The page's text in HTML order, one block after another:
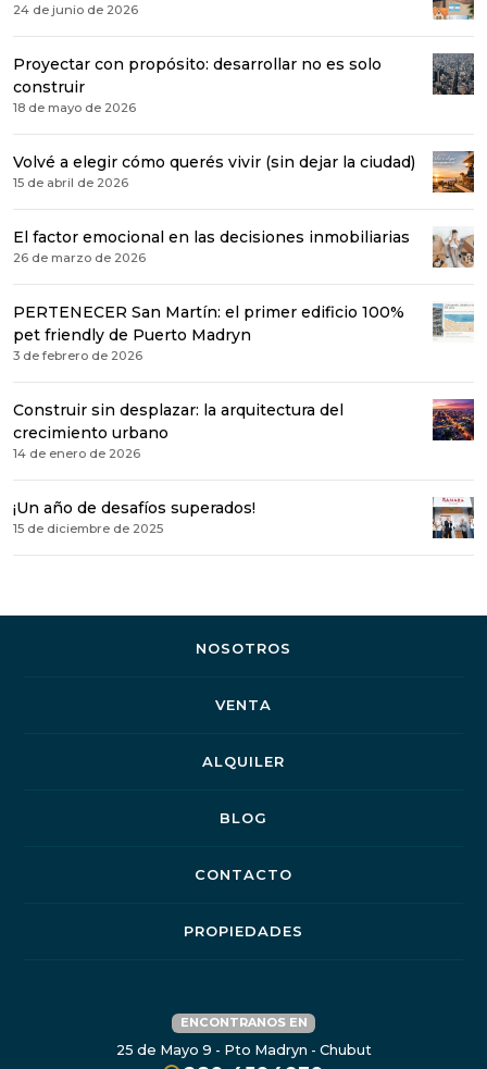
24 de junio de 2026
Proyectar con propósito: desarrollar no es solo
construir
18 de mayo de 2026
Volvé a elegir cómo querés vivir (sin dejar la ciudad)
15 de abril de 2026
El factor emocional en las decisiones inmobiliarias
26 de marzo de 2026
PERTENECER San Martín: el primer edificio 100%
pet friendly de Puerto Madryn
3 de febrero de 2026
Construir sin desplazar: la arquitectura del
crecimiento urbano
14 de enero de 2026
¡Un año de desafíos superados!
15 de diciembre de 2025
NOSOTROS
VENTA
ALQUILER
BLOG
CONTACTO
PROPIEDADES
ENCONTRANOS EN
25 de Mayo 9 - Pto Madryn - Chubut